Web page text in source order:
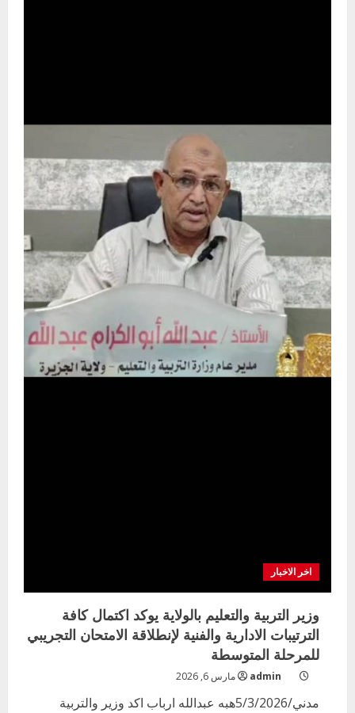
اخر الاخبار
وزير التربية والتعليم بالولاية يوكد اكتمال كافة
الترتيبات الادارية والفنية لإنطلاقة الامتحان التجريبي
للمرحلة المتوسطة
admin مارس 6, 2026
مدني/5/3/2026هبه عبدالله ارباب اكد وزير والتربية